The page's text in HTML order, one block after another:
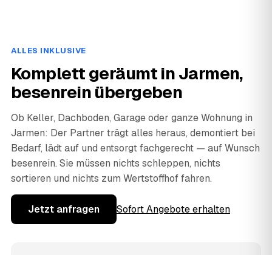
ALLES INKLUSIVE
Komplett geräumt in Jarmen,
besenrein übergeben
Ob Keller, Dachboden, Garage oder ganze Wohnung in
Jarmen: Der Partner trägt alles heraus, demontiert bei
Bedarf, lädt auf und entsorgt fachgerecht — auf Wunsch
besenrein. Sie müssen nichts schleppen, nichts
sortieren und nichts zum Wertstoffhof fahren.
Jetzt anfragen Sofort Angebote erhalten